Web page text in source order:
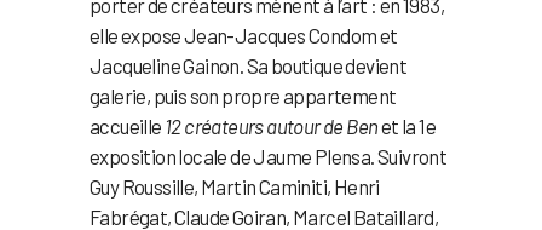
elle expose Jean-Jacques Condom et
Jacqueline Gainon. Sa boutique devient
galerie, puis son propre appartement
accueille 12 créateurs autour de Benet la 1e
exposition locale de Jaume Plensa. Suivront
Guy Roussille, Martin Caminiti, Henri
Fabrégat, Claude Goiran, Marcel Bataillard,